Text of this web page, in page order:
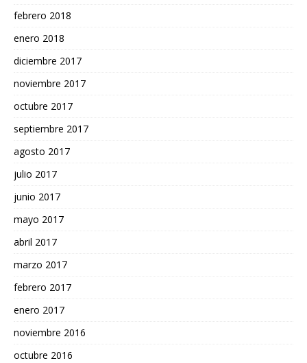
febrero 2018
enero 2018
diciembre 2017
noviembre 2017
octubre 2017
septiembre 2017
agosto 2017
julio 2017
junio 2017
mayo 2017
abril 2017
marzo 2017
febrero 2017
enero 2017
noviembre 2016
octubre 2016